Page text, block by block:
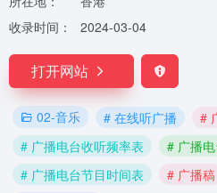
收录时间：
2024-03-04
打开网站
02-音乐 # 在线听广播
#
# 广播电台收听频率表
# 广播
# 广播电台节目时间表
# 广播稿